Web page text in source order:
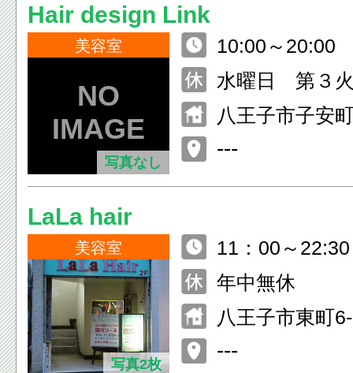
Hair design Link
美容室
写真なし
10:00～20:00
水曜日 第３
八王子市子安
---
LaLa hair
美容室
写真2枚
11：00～22:30
年中無休
八王子市東町
---